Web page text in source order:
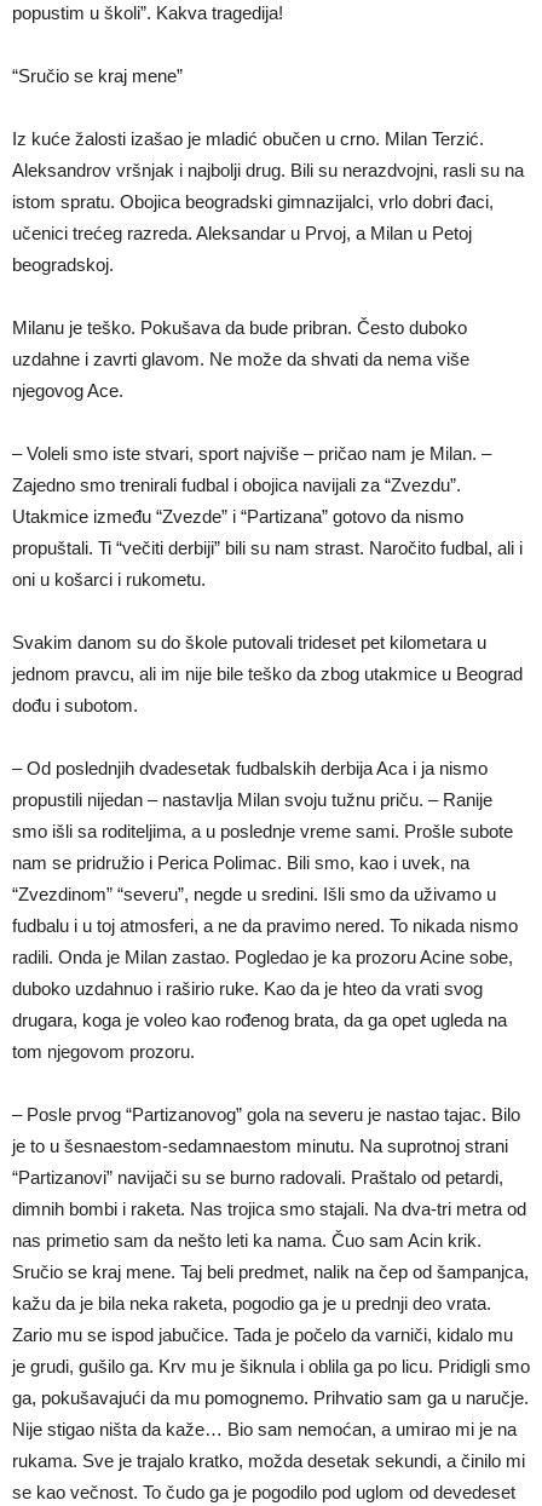
popustim u školi”. Kakva tragedija!
“Sručio se kraj mene”
Iz kuće žalosti izašao je mladić obučen u crno. Milan Terzić.
Aleksandrov vršnjak i najbolji drug. Bili su nerazdvojni, rasli su na
istom spratu. Obojica beogradski gimnazijalci, vrlo dobri đaci,
učenici trećeg razreda. Aleksandar u Prvoj, a Milan u Petoj
beogradskoj.
Milanu je teško. Pokušava da bude pribran. Često duboko
uzdahne i zavrti glavom. Ne može da shvati da nema više
njegovog Ace.
– Voleli smo iste stvari, sport najviše – pričao nam je Milan. –
Zajedno smo trenirali fudbal i obojica navijali za “Zvezdu”.
Utakmice između “Zvezde” i “Partizana” gotovo da nismo
propuštali. Ti “večiti derbiji” bili su nam strast. Naročito fudbal, ali i
oni u košarci i rukometu.
Svakim danom su do škole putovali trideset pet kilometara u
jednom pravcu, ali im nije bile teško da zbog utakmice u Beograd
dođu i subotom.
– Od poslednjih dvadesetak fudbalskih derbija Aca i ja nismo
propustili nijedan – nastavlja Milan svoju tužnu priču. – Ranije
smo išli sa roditeljima, a u poslednje vreme sami. Prošle subote
nam se pridružio i Perica Polimac. Bili smo, kao i uvek, na
“Zvezdinom” “severu”, negde u sredini. Išli smo da uživamo u
fudbalu i u toj atmosferi, a ne da pravimo nered. To nikada nismo
radili. Onda je Milan zastao. Pogledao je ka prozoru Acine sobe,
duboko uzdahnuo i raširio ruke. Kao da je hteo da vrati svog
drugara, koga je voleo kao rođenog brata, da ga opet ugleda na
tom njegovom prozoru.
– Posle prvog “Partizanovog” gola na severu je nastao tajac. Bilo
je to u šesnaestom-sedamnaestom minutu. Na suprotnoj strani
“Partizanovi” navijači su se burno radovali. Praštalo od petardi,
dimnih bombi i raketa. Nas trojica smo stajali. Na dva-tri metra od
nas primetio sam da nešto leti ka nama. Čuo sam Acin krik.
Sručio se kraj mene. Taj beli predmet, nalik na čep od šampanjca,
kažu da je bila neka raketa, pogodio ga je u prednji deo vrata.
Zario mu se ispod jabučice. Tada je počelo da varniči, kidalo mu
je grudi, gušilo ga. Krv mu je šiknula i oblila ga po licu. Pridigli smo
ga, pokušavajući da mu pomognemo. Prihvatio sam ga u naručje.
Nije stigao ništa da kaže… Bio sam nemoćan, a umirao mi je na
rukama. Sve je trajalo kratko, možda desetak sekundi, a činilo mi
se kao večnost. To čudo ga je pogodilo pod uglom od devedeset